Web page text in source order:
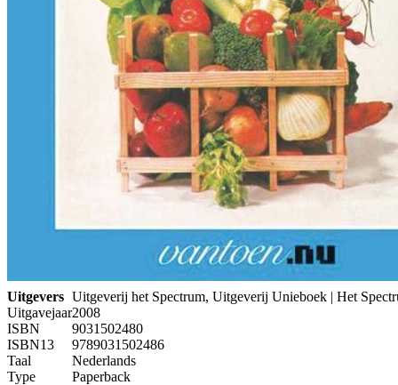
Uitgevers Uitgeverij het Spectrum, Uitgeverij Unieboek | Het
Uitgavejaar2008
ISBN
9031502480
ISBN13
9789031502486
Taal
Nederlands
Type
Paperback